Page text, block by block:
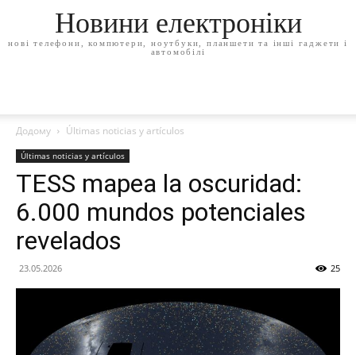
Новини електроніки
нові телефони, компютери, ноутбуки, планшети та інші гаджети і
автомобілі
Додому Últimas noticias y artículos
Últimas noticias y artículos
TESS mapea la oscuridad:
6.000 mundos potenciales
revelados
23.05.2026 25